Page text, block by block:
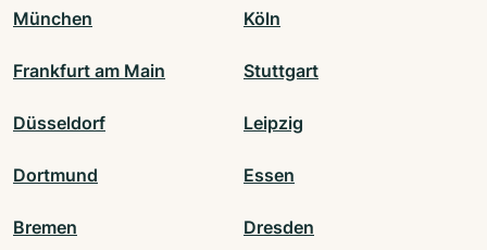
München Köln
Frankfurt am Main Stuttgart
Düsseldorf Leipzig
Dortmund Essen
Bremen Dresden